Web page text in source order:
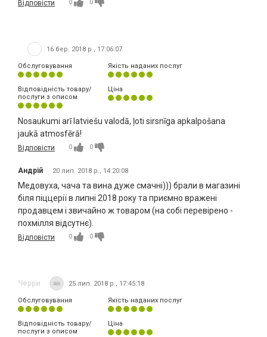
Відповісти 0 0
16 бер. 2018 р., 17:06:07
Обслуговування Якість наданих послуг
Відповідність товару/
послуги з описом
Ціна
Nosaukumi arī latviešu valodā, ļoti sirsnīga apkalpošana
jaukā atmosfērā!
Відповісти 0 0
Андрій 20 лип. 2018 р., 14:20:08
Медовуха, чача та вина дуже смачні))) брали в магазині
біля піццерії в липні 2018 року та приємно вражені
продавцем і звичайно ж товаром (на собі перевірено -
похмілля відсутнє).
Відповісти 0 0
Черри 25 лип. 2018 р., 17:45:18
Обслуговування Якість наданих послуг
Відповідність товару/
послуги з описом
Ціна